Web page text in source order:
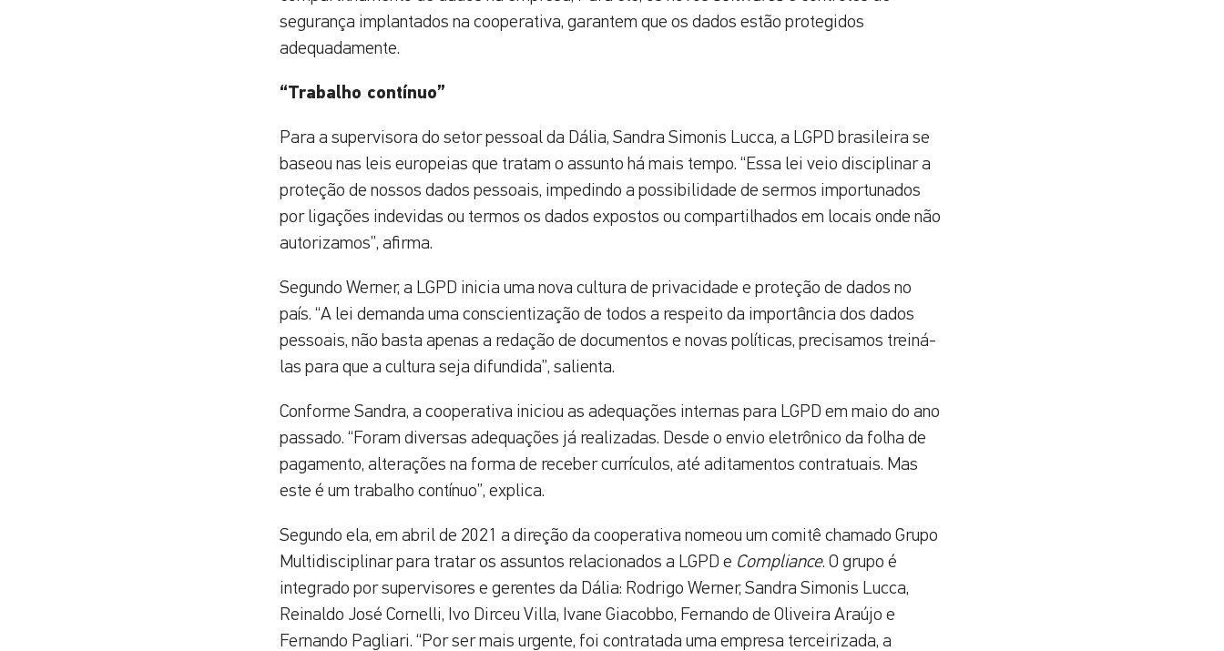
segurança implantados na cooperativa, garantem que os dados estão protegidos
adequadamente.
“Trabalho contínuo”
Para a supervisora do setor pessoal da Dália, Sandra Simonis Lucca, a LGPD brasileira se
baseou nas leis europeias que tratam o assunto há mais tempo. “Essa lei veio disciplinar a
proteção de nossos dados pessoais, impedindo a possibilidade de sermos importunados
por ligações indevidas ou termos os dados expostos ou compartilhados em locais onde não
autorizamos”, afirma.
Segundo Werner, a LGPD inicia uma nova cultura de privacidade e proteção de dados no
país. “A lei demanda uma conscientização de todos a respeito da importância dos dados
pessoais, não basta apenas a redação de documentos e novas políticas, precisamos treiná-
las para que a cultura seja difundida”, salienta.
Conforme Sandra, a cooperativa iniciou as adequações internas para LGPD em maio do ano
passado. “Foram diversas adequações já realizadas. Desde o envio eletrônico da folha de
pagamento, alterações na forma de receber currículos, até aditamentos contratuais. Mas
este é um trabalho contínuo”, explica.
Segundo ela, em abril de 2021 a direção da cooperativa nomeou um comitê chamado Grupo
Multidisciplinar para tratar os assuntos relacionados a LGPD e Compliance. O grupo é
integrado por supervisores e gerentes da Dália: Rodrigo Werner, Sandra Simonis Lucca,
Reinaldo José Cornelli, Ivo Dirceu Villa, Ivane Giacobbo, Fernando de Oliveira Araújo e
Fernando Pagliari. “Por ser mais urgente, foi contratada uma empresa terceirizada, a